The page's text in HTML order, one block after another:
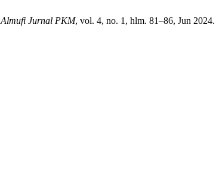
Almufi Jurnal PKM, vol. 4, no. 1, hlm. 81–86, Jun 2024.